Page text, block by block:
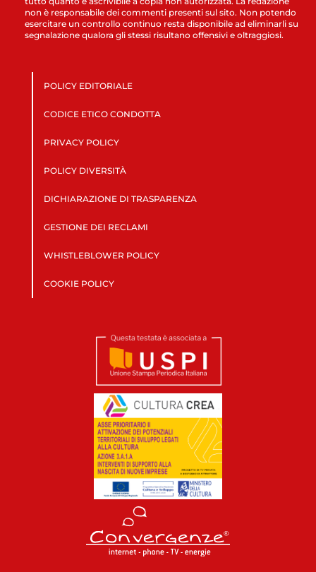
non è responsabile dei commenti presenti sul sito. Non potendo
esercitare un controllo continuo resta disponibile ad eliminarli su
segnalazione qualora gli stessi risultano offensivi e oltraggiosi.
POLICY EDITORIALE
CODICE ETICO CONDOTTA
PRIVACY POLICY
POLICY DIVERSITÀ
DICHIARAZIONE DI TRASPARENZA
GESTIONE DEI RECLAMI
WHISTLEBLOWER POLICY
COOKIE POLICY